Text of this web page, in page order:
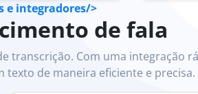
e integradores/>
de fala
transcrição. Com uma integração
de maneira eficiente e precisa.